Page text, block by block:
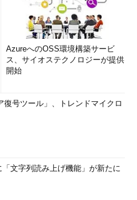
AzureへのOSS環境構築サービ
ス、サイオステクノロジーが提供
開始
復号ツール」、トレンドマイクロ
文字列読み上げ機能」が新たに